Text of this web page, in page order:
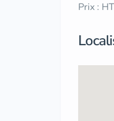
Prix :